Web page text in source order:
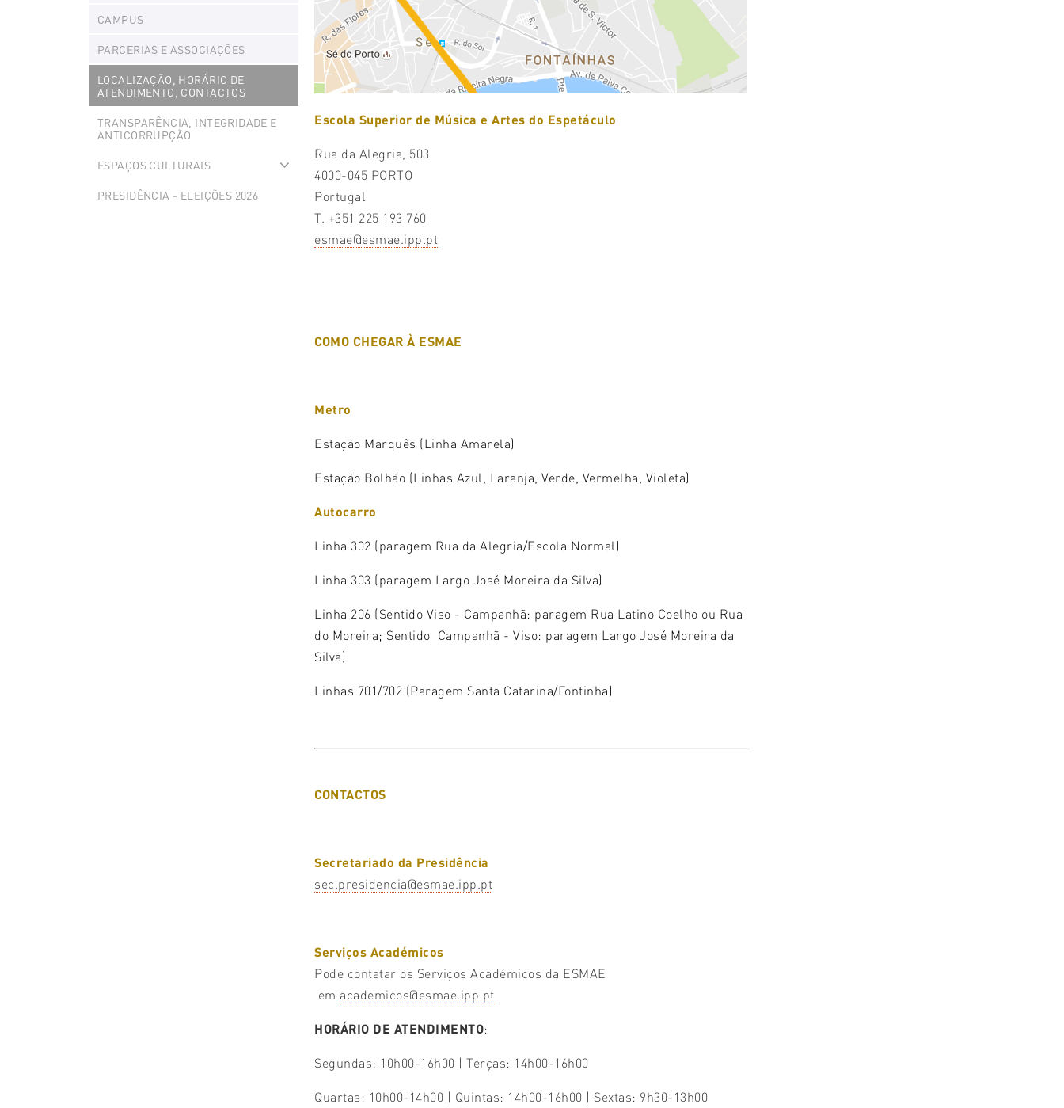
Escola Superior de Música e Artes do Espetáculo
Rua da Alegria, 503
4000-045 PORTO
Portugal
T. +351 225 193 760
esmae@esmae.ipp.pt
COMO CHEGAR À ESMAE
Metro
Estação Marquês (Linha Amarela)
Estação Bolhão (Linhas Azul, Laranja, Verde, Vermelha, Violeta)
Autocarro
Linha 302 (paragem Rua da Alegria/Escola Normal)
Linha 303 (paragem Largo José Moreira da Silva)
Linha 206 (Sentido Viso - Campanhã: paragem Rua Latino Coelho ou Rua
do Moreira; Sentido Campanhã - Viso: paragem Largo José Moreira da
Silva)
Linhas 701/702 (Paragem Santa Catarina/Fontinha)
CONTACTOS
Secretariado da Presidência
sec.presidencia@esmae.ipp.pt
Serviços Académicos
Pode contatar os Serviços Académicos da ESMAE
em academicos@esmae.ipp.pt
HORÁRIO DE ATENDIMENTO:
Segundas: 10h00-16h00 | Terças: 14h00-16h00
Quartas: 10h00-14h00 | Quintas: 14h00-16h00 | Sextas: 9h30-13h00
CAMPUS
PARCERIAS E ASSOCIAÇÕES
LOCALIZAÇÃO, HORÁRIO DE
ATENDIMENTO, CONTACTOS
TRANSPARÊNCIA, INTEGRIDADE E
ANTICORRUPÇÃO
Expand
ESPAÇOS CULTURAIS
PRESIDÊNCIA - ELEIÇÕES 2026